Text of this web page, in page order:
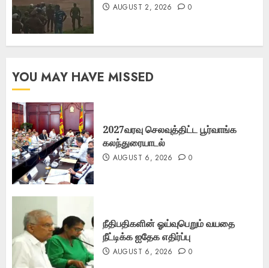
AUGUST 2, 2026 0
YOU MAY HAVE MISSED
2027வரவு செலவுத்திட்ட பூர்வாங்க
கலந்துரையாடல்
AUGUST 6, 2026 0
நீதிபதிகளின் ஓய்வுபெறும் வயதை
நீட்டிக்க ஐதேக எதிர்ப்பு
AUGUST 6, 2026 0